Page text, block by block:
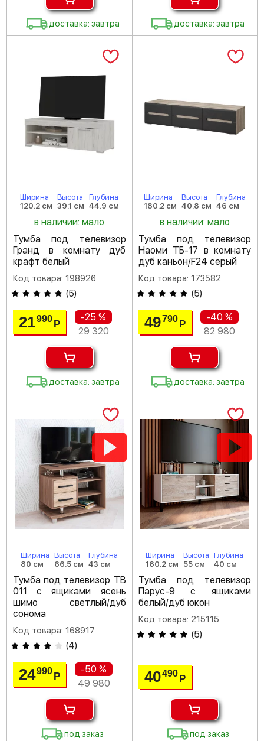
доставка: завтра доставка: завтра
Ширина
120.2 см
Высота
39.1 см
Глубина
44.9 см
в наличии: мало
Тумба под телевизор
Гранд в комнату дуб
крафт белый
Код товара: 198926
(5)
21990Р
-25 %
29 320
доставка: завтра
Ширина
180.2 см
Высота
40.8 см
Глубина
46 см
в наличии: мало
Тумба под телевизор
Наоми ТБ-17 в комнату
дуб каньон/F24 серый
Код товара: 173582
(5)
49790 Р
-40 %
82 980
доставка: завтра
Ширина
80 см
Высота
66.5 см
Глубина
43 см
Тумба под телевизор ТВ
011 с ящиками ясень
шимо светлый/дуб
сонома
Код товара: 168917
(4)
24990Р
-50 %
49 980
под заказ
Ширина
160.2 см
Высота
55 см
Глубина
40 см
Тумба под телевизор
Парус-9 с ящиками
белый/дуб юкон
Код товара: 215115
(5)
40490 Р
под заказ